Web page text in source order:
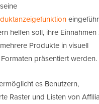
helfen soll, ihre Einnahmen
Produkte in visuell
präsentiert werden.
es Benutzern,
Raster und Listen von